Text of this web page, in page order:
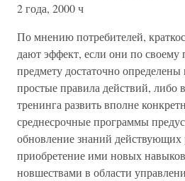
2 года, 2000 ч
По мнению потребителей,
дают эффект, если они по своему
предмету достаточно
простые правила действий,
тренинга развить вполне
среднесрочные программы
обновление знаний действующих
приобретение ими новых
новшествами в области